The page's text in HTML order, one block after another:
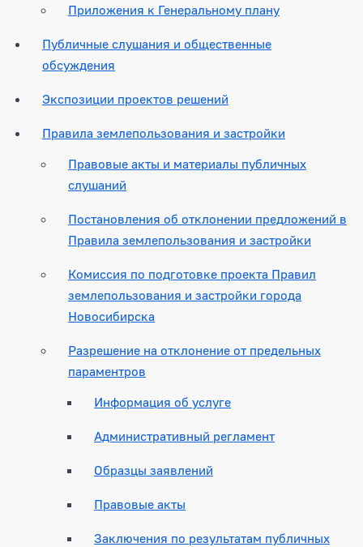
Приложения к Генеральному плану
Публичные слушания и общественные
обсуждения
Экспозиции проектов решений
Правила землепользования и застройки
Правовые акты и материалы публичных
слушаний
Постановления об отклонении предложений в
Правила землепользования и застройки
Комиссия по подготовке проекта Правил
землепользования и застройки города
Новосибирска
Разрешение на отклонение от предельных
параментров
Информация об услуге
Административный регламент
Образцы заявлений
Правовые акты
Заключения по результатам публичных